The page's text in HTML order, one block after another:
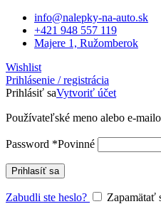
info@nalepky-na-auto.sk
+421 948 557 119
Majere 1, Ružomberok
Wishlist
Prihlásenie / registrácia
Prihlásiť saVytvoriť účet
Používateľské meno alebo e-
Password *Povinné
Prihlasíť sa
Zabudli ste heslo? Zapamätať